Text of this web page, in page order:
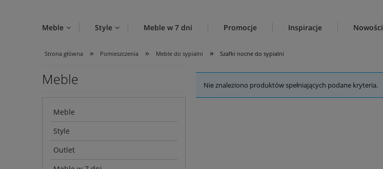
Meble Style Meble w 7 dni Promocje Inspiracje Nowości
Strona główna » Pomieszczenia » Meble do sypialni » Szafki nocne do sypialni
Meble
Meble
Style
Outlet
Nie znaleziono produktów spełniających podane kryteria.